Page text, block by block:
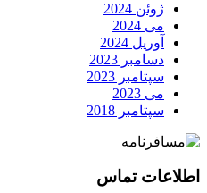
ژوئن 2024
می 2024
آوریل 2024
دسامبر 2023
سپتامبر 2023
می 2023
سپتامبر 2018
اطلاعات تماس